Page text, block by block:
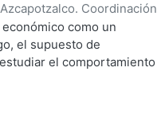
Coordinación
Lizethcomo un
el supuesto de
el comportamiento